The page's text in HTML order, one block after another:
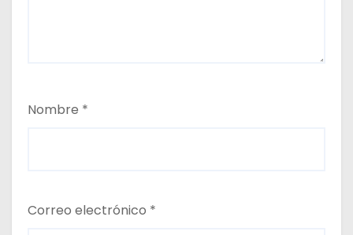
Nombre *
Correo electrónico *